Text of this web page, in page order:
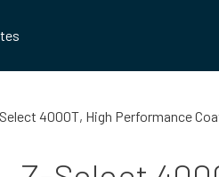
4000T, High Performance